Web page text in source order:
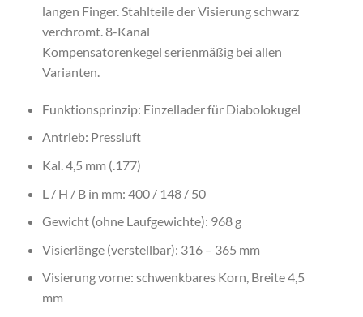
langen Finger. Stahlteile der Visierung schwarz
verchromt. 8-Kanal
Kompensatorenkegel serienmäßig bei allen
Varianten.
Funktionsprinzip: Einzellader für Diabolokugel
Antrieb: Pressluft
Kal. 4,5 mm (.177)
L / H / B in mm: 400 / 148 / 50
Gewicht (ohne Laufgewichte): 968 g
Visierlänge (verstellbar): 316 – 365 mm
Visierung vorne: schwenkbares Korn, Breite 4,5
mm